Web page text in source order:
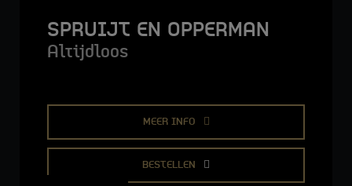
SPRUIJT EN OPPERMAN
Altijdloos
MEER INFO
BESTELLEN